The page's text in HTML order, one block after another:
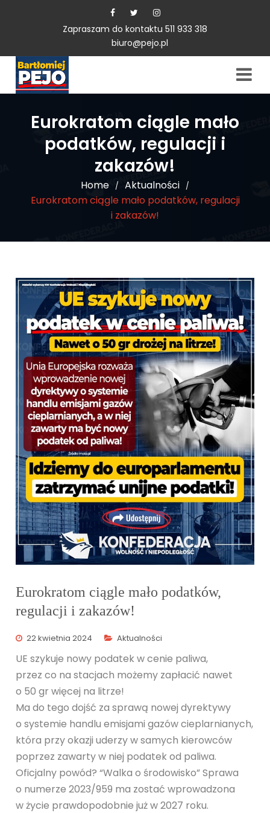
Zapraszam do kontaktu 511 933 318
biuro@pejo.pl
Eurokratom ciągle mało
podatków, regulacji i
zakazów!
Home / Aktualności /
Eurokratom ciągle mało podatków, regulacji
i zakazów!
Eurokratom ciągle mało podatków,
regulacji i zakazów!
22 kwietnia 2024 Aktualności
UE szykuje nowy podatek w cenie paliwa,
przez co na stacjach możemy zapłacić nawet
o 50 gr więcej na litrze!
Ma do tego dojść za sprawą nowej dyrektywy
o systemie handlu emisjami gazów cieplarnianych,
która przy okazji uderzy w samych kierowców
poprzez zawarty w niej podatek od paliwa.
Oficjalny powód? “Walka o środowisko” Sprawa
o numerze 2023/959 ma zostać wprowadzona
w życie prawdopodobnie już w 2027 roku.